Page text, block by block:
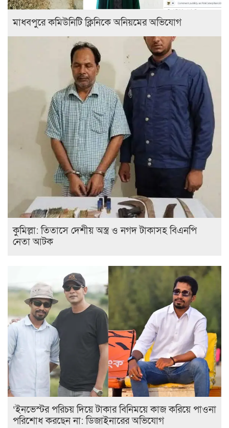
মাধবপুরে কমিউনিটি ক্লিনিকে অনিয়মের অভিযোগ
কুমিল্লা: তিতাসে দেশীয় অস্ত্র ও নগদ টাকাসহ বিএনপি
নেতা আটক
‘ইনভেস্টর পরিচয় দিয়ে টাকার বিনিময়ে কাজ করিয়ে পাওনা
পরিশোধ করছেন না: ডিজাইনারের অভিযোগ